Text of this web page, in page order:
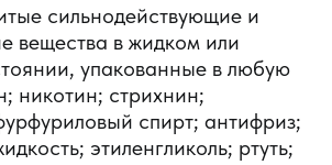
сильнодействующие и
вещества в жидком или
упакованные в любую
никотин; стрихнин;
спирт; антифриз;
этиленгликоль; ртуть;